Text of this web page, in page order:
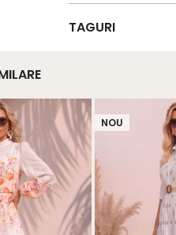
TAGURI
NOU